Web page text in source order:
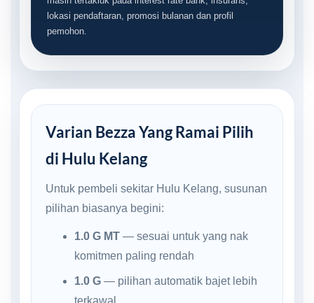
lokasi pendaftaran, promosi bulanan dan profil
pemohon.
Varian Bezza Yang Ramai Pilih
di Hulu Kelang
Untuk pembeli sekitar Hulu Kelang, susunan
pilihan biasanya begini:
1.0 G MT— sesuai untuk yang nak
komitmen paling rendah
1.0 G— pilihan automatik bajet lebih
terkawal